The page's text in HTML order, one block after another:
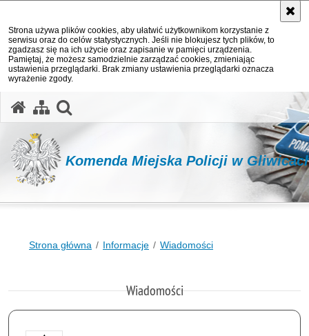
Strona używa plików cookies, aby ułatwić użytkownikom korzystanie z
serwisu oraz do celów statystycznych. Jeśli nie blokujesz tych plików, to
zgadzasz się na ich użycie oraz zapisanie w pamięci urządzenia.
Pamiętaj, że możesz samodzielnie zarządzać cookies, zmieniając
ustawienia przeglądarki. Brak zmiany ustawienia przeglądarki oznacza
wyrażenie zgody.
Komenda Miejska Policji w
Strona główna Informacje Wiadomości
Wiadomości